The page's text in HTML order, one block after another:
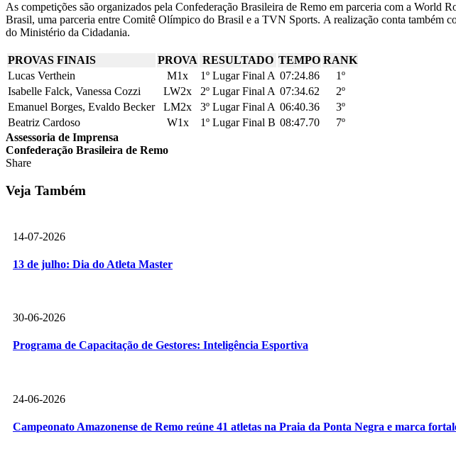
As competições são organizados pela Confederação Brasileira de Remo em parceria com a
Brasil, uma parceria entre Comitê Olímpico do Brasil e a TVN Sports. A realização conta também
do Ministério da Cidadania.
PROVAS FINAIS PROVA RESULTADO TEMPO RANK
Lucas Verthein
M1x 1º Lugar Final A 07:24.86
1º
Isabelle Falck, Vanessa Cozzi
LW2x 2º Lugar Final A 07:34.62
2º
Emanuel Borges, Evaldo Becker
LM2x 3º Lugar Final A 06:40.36
3º
Beatriz Cardoso
W1x 1º Lugar Final B 08:47.70
7º
Assessoria de Imprensa
Confederação Brasileira de Remo
Share
Veja Também
14-07-2026
13 de julho: Dia do Atleta Master
30-06-2026
Programa de Capacitação de Gestores: Inteligência Esportiva
24-06-2026
Campeonato Amazonense de Remo reúne 41 atletas na Praia da Ponta Negra e marca